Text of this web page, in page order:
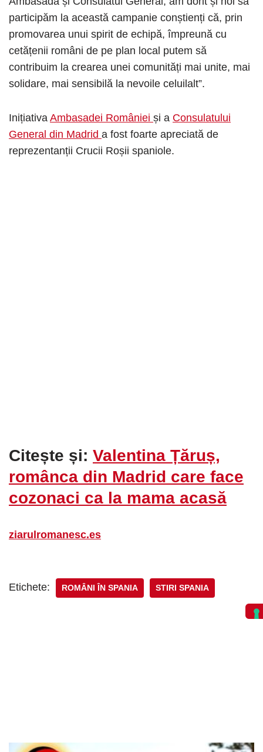
participăm la această campanie conștienți că, prin
promovarea unui spirit de echipă, împreună cu
cetățenii români de pe plan local putem să
contribuim la crearea unei comunități mai unite, mai
solidare, mai sensibilă la nevoile celuilalt”.
Inițiativa Ambasadei României și a Consulatului
General din Madrid a fost foarte apreciată de
reprezentanții Crucii Roșii spaniole.
Citește și: Valentina Țăruș,
românca din Madrid care face
cozonaci ca la mama acasă
ziarulromanesc.es
Etichete: ROMÂNI ÎN SPANIA STIRI SPANIA